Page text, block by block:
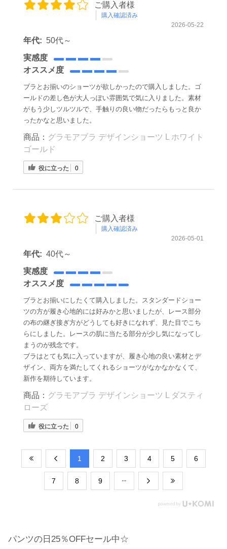
ご購入者様
購入確認済み
2026-05-22
年代: 50代～
実感度
オススメ度
ブラとお揃いのショーツが欲しかったので購入しました。ゴ
ールドの差し色が大人っぽい雰囲気で気に入りました。素材
がもう少しツルツルで、手触りの良い物だったらもっと良か
ったかなと思いました。
商品： グラモアブラ デザインショーツ L ホワイト
ゴールド
役に立った 0
ご購入者様
購入確認済み
2026-05-01
年代: 40代～
実感度
オススメ度
ブラとお揃いにしたくて購入しました。スタンダードショー
ツの方が履き心地的には好みかと思いましたが、レース部分
の布の継ぎ接ぎ方がどうしても好きになれず、見た目でこち
らにしました。レースの肌に当たる部分が少し気になってし
まうのが残念です。
ブラはとても気に入っていますが、履き心地の良い素材とデ
ザイン、両方を満たしてくれるショーツがなかなかなくて、
新作を期待しています。
商品： グラモアブラ デザインショーツ L ダスティ
ローズ
役に立った 0
​1 ​2 ​3 ​4 ​5 ​6
​7 ​8 ​9
パンツの日25％OFFセール中☆